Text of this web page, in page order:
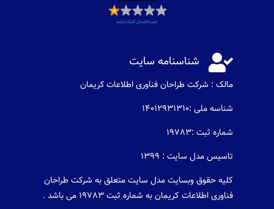
 شناسنامه سایت
مالک : شرکت طراحان فناوری اطلاعات كريمان
شناسه ملی :14012931310
شماره ثبت :19783
تاسیس مدل سایت : 1399
کلیه حقوق وبسایت مدل سایت متعلق به شرکت طراحان
فناوری اطلاعات کریمان به شماره ثبت 19783 می باشد .